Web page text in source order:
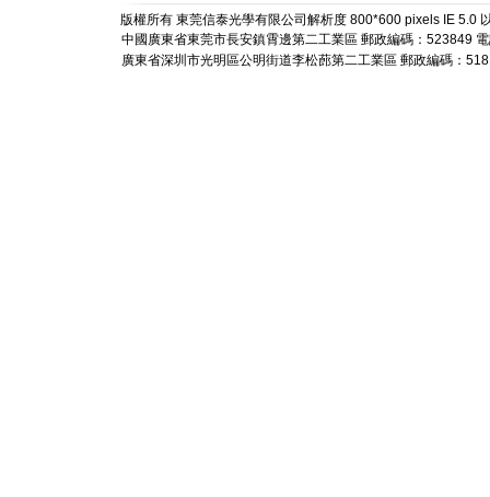
版權所有 東莞信泰光學有限公司解析度 800*600 pixels IE 5.0
中國廣東省東莞市長安鎮霄邊第二工業區 郵政編碼：523849
廣東省深圳市光明區公明街道李松蓢第二工業區 郵政編碼：